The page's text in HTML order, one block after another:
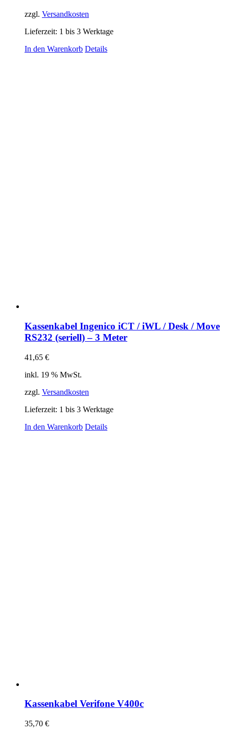
zzgl. Versandkosten
Lieferzeit: 1 bis 3 Werktage
In den Warenkorb Details
Kassenkabel Ingenico iCT / iWL / Desk / Move
RS232 (seriell) – 3 Meter
41,65 €
inkl. 19 % MwSt.
zzgl. Versandkosten
Lieferzeit: 1 bis 3 Werktage
In den Warenkorb Details
Kassenkabel Verifone V400c
35,70 €